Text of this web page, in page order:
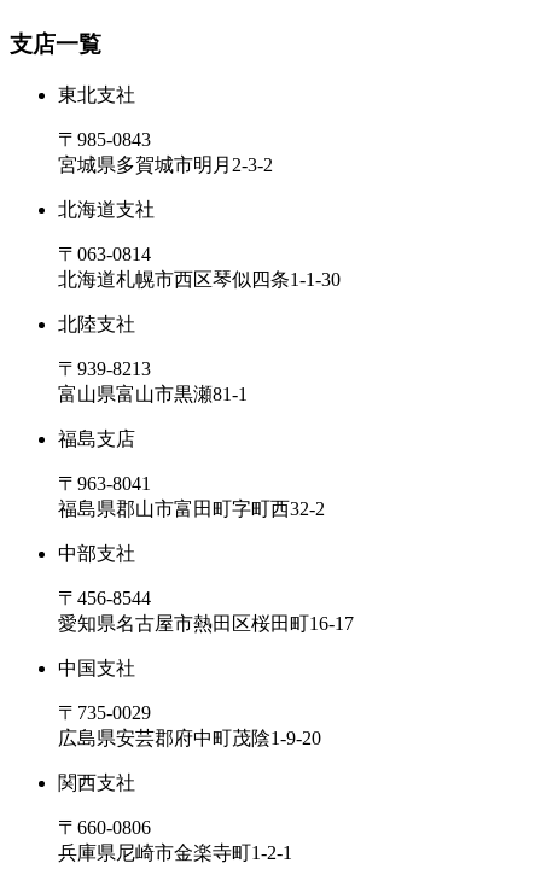
支店一覧
東北支社
〒985-0843
宮城県多賀城市明月2-3-2
北海道支社
〒063-0814
北海道札幌市西区琴似四条1-1-30
北陸支社
〒939-8213
富山県富山市黒瀬81-1
福島支店
〒963-8041
福島県郡山市富田町字町西32-2
中部支社
〒456-8544
愛知県名古屋市熱田区桜田町16-17
中国支社
〒735-0029
広島県安芸郡府中町茂陰1-9-20
関西支社
〒660-0806
兵庫県尼崎市金楽寺町1-2-1